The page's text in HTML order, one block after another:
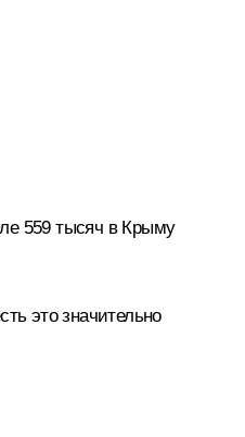
559 тысяч в Крыму
это значительно